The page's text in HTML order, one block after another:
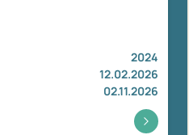
2024
12.02.2026
02.11.2026